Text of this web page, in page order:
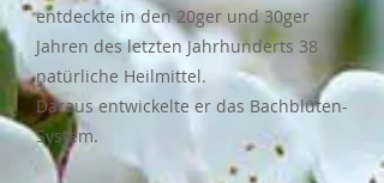
entdeckte in den 20ger und 30ger
Jahren des letzten Jahrhunderts 38
natürliche Heilmittel.
Daraus entwickelte er das Bachblüten-
System.